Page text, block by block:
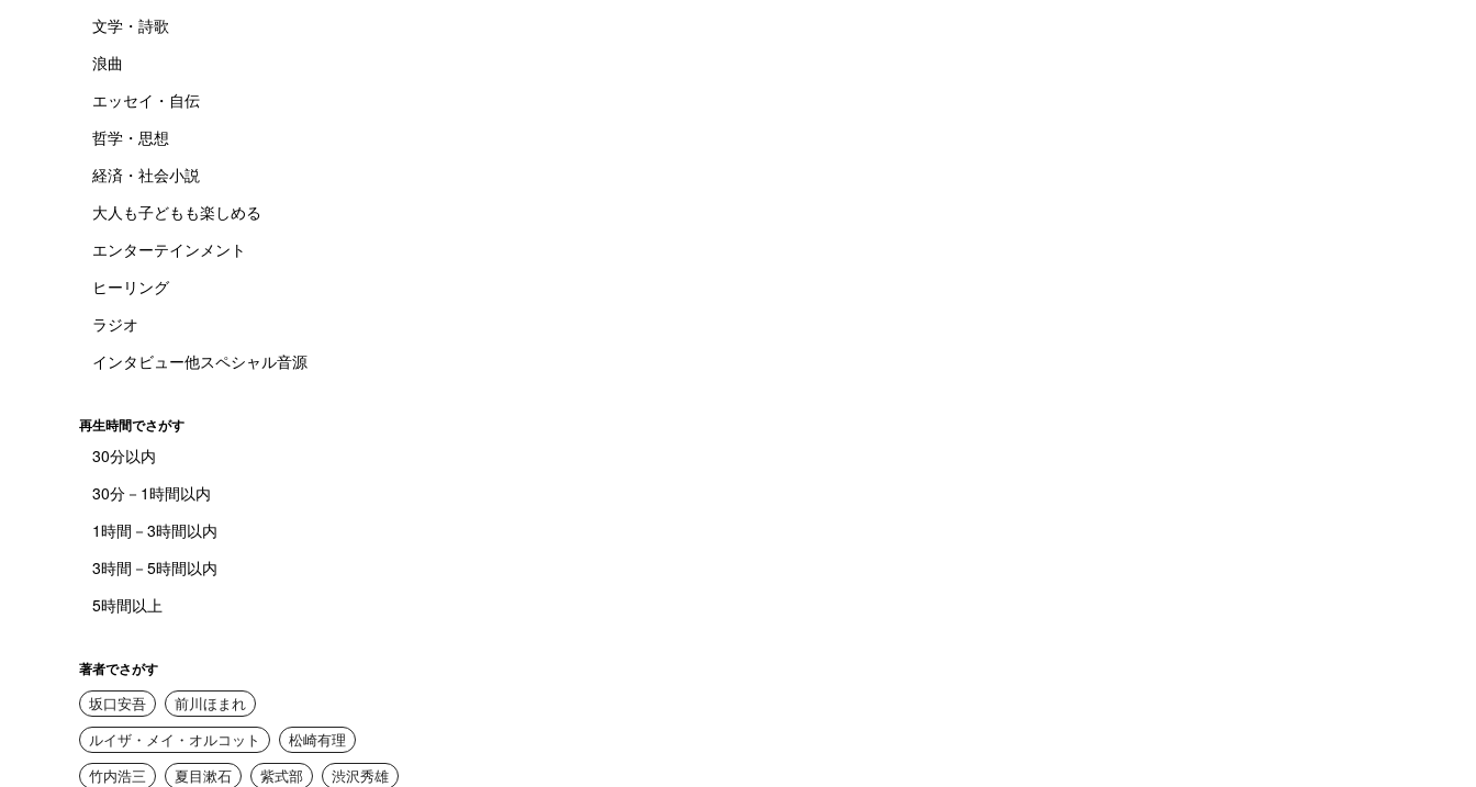
文学・詩歌
浪曲
エッセイ・自伝
哲学・思想
経済・社会小説
大人も子どもも楽しめる
エンターテインメント
ヒーリング
ラジオ
インタビュー他スペシャル音源
再生時間でさがす
30分以内
30分－1時間以内
1時間－3時間以内
3時間－5時間以内
5時間以上
著者でさがす
坂口安吾
前川ほまれ
ルイザ・メイ・オルコット
松崎有理
竹内浩三
夏目漱石 紫式部
渋沢秀雄